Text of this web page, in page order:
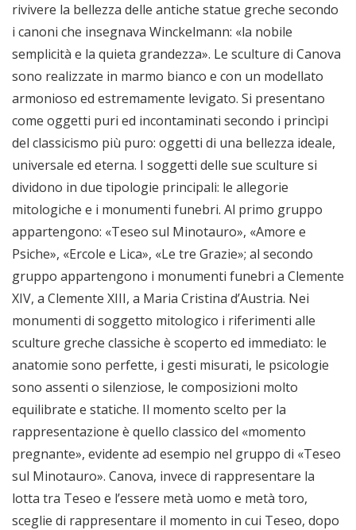
rivivere la bellezza delle antiche statue greche secondo
i canoni che insegnava Winckelmann: «la nobile
semplicità e la quieta grandezza». Le sculture di Canova
sono realizzate in marmo bianco e con un modellato
armonioso ed estremamente levigato. Si presentano
come oggetti puri ed incontaminati secondo i princìpi
del classicismo più puro: oggetti di una bellezza ideale,
universale ed eterna. I soggetti delle sue sculture si
dividono in due tipologie principali: le allegorie
mitologiche e i monumenti funebri. Al primo gruppo
appartengono: «Teseo sul Minotauro», «Amore e
Psiche», «Ercole e Lica», «Le tre Grazie»; al secondo
gruppo appartengono i monumenti funebri a Clemente
XIV, a Clemente XIII, a Maria Cristina d’Austria. Nei
monumenti di soggetto mitologico i riferimenti alle
sculture greche classiche è scoperto ed immediato: le
anatomie sono perfette, i gesti misurati, le psicologie
sono assenti o silenziose, le composizioni molto
equilibrate e statiche. Il momento scelto per la
rappresentazione è quello classico del «momento
pregnante», evidente ad esempio nel gruppo di «Teseo
sul Minotauro». Canova, invece di rappresentare la
lotta tra Teseo e l’essere metà uomo e metà toro,
sceglie di rappresentare il momento in cui Teseo, dopo